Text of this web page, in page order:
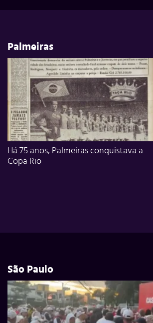
Palmeiras
Há 75 anos, Palmeiras conquistava a
Copa Rio
São Paulo